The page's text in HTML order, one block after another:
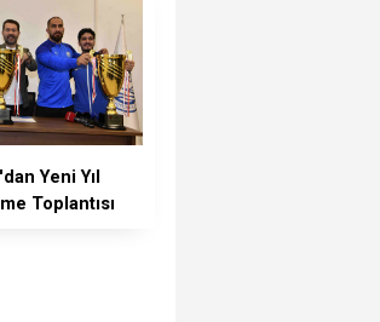
Yeni Yıl
Toplantısı